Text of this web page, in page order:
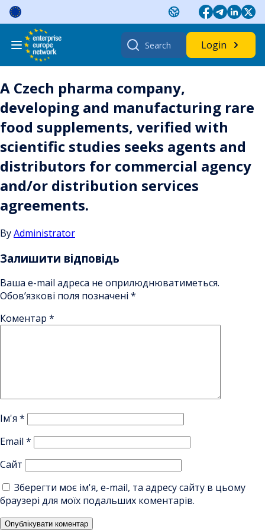
Skip
content
Search
for:
Login
A Czech pharma company,
developing and manufacturing rare
food supplements, verified with
scientific studies seeks agents and
distributors for commercial agency
and/or distribution services
agreements.
ByAdministrator
Залишити відповідь
Ваша e-mail адреса не оприлюднюватиметься.
Обов’язкові поля позначені *
Коментар *
Ім'я *
Email *
Сайт
Зберегти моє ім'я, e-mail, та адресу сайту в цьому
браузері для моїх подальших коментарів.